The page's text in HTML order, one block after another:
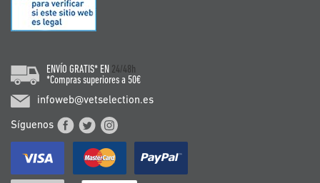
ENVÍO GRATIS* EN 24/48h
*Compras superiores a 50€
infoweb@vetselection.es
Síguenos